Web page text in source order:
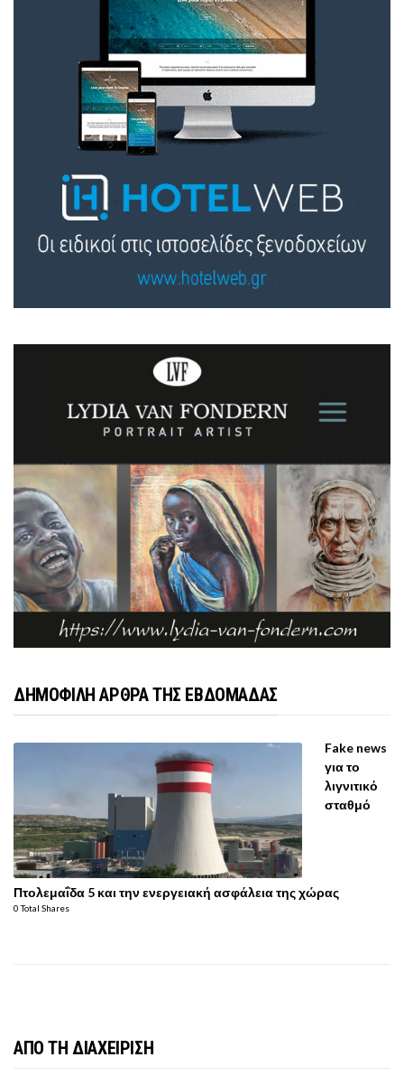
ΔΗΜΟΦΙΛΗ ΑΡΘΡΑ ΤΗΣ ΕΒΔΟΜΑΔΑΣ
Fake news
για το
λιγνιτικό
σταθμό
Πτολεμαΐδα 5 και την ενεργειακή ασφάλεια της χώρας
0 Total Shares
ΑΠΟ ΤΗ ΔΙΑΧΕΙΡΙΣΗ